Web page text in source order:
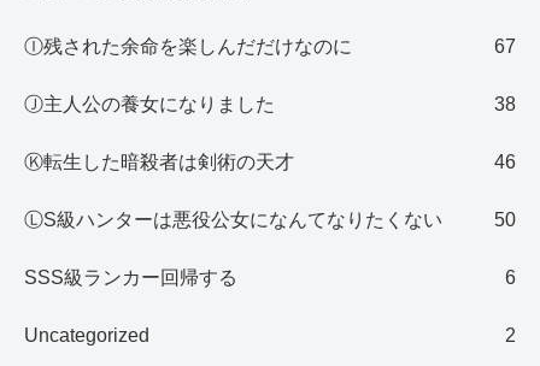
Ⓘ残された余命を楽しんだだけなのに 67
Ⓙ主人公の養女になりました 38
Ⓚ転生した暗殺者は剣術の天才 46
ⓁS級ハンターは悪役公女になんてなりたくない 50
SSS級ランカー回帰する 6
Uncategorized 2